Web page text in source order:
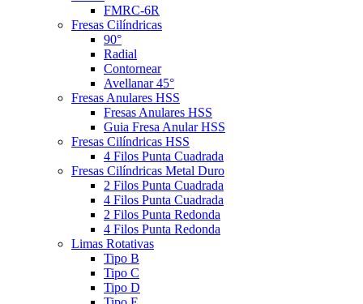
FMRC-6R
Fresas Cilíndricas
90°
Radial
Contornear
Avellanar 45°
Fresas Anulares HSS
Fresas Anulares HSS
Guia Fresa Anular HSS
Fresas Cilíndricas HSS
4 Filos Punta Cuadrada
Fresas Cilíndricas Metal Duro
2 Filos Punta Cuadrada
4 Filos Punta Cuadrada
2 Filos Punta Redonda
4 Filos Punta Redonda
Limas Rotativas
Tipo B
Tipo C
Tipo D